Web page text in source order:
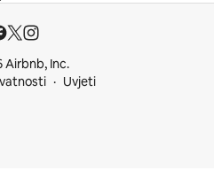
Airbnb, Inc.
Uvjeti